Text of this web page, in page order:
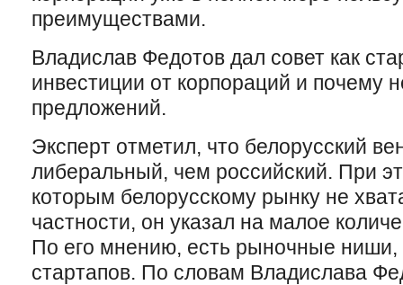
преимуществами.
Владислав Федотов дал совет как
инвестиции от корпораций и почему
предложений.
Эксперт отметил, что белорусский
либеральный, чем российский. При
которым белорусскому рынку не
частности, он указал на малое
По его мнению, есть рыночные ниши,
стартапов. По словам Владислава